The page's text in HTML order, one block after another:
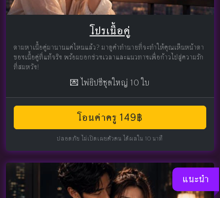
โปรเนื้อคู่
ตามหาเนื้อคู่มานานแค่ไหนแล้ว? มาดูคำทำนายที่จะทำให้คุณเห็นหน้าตา
ของเนื้อคู่ที่แท้จริง พร้อมบอกช่วงเวลาและแนวทางเพื่อก้าวไปสู่ความรัก
ที่สมหวัง!
💌 ไพ่ยิปซีชุดใหญ่ 10 ใบ
โอนค่าครู 149฿
ปลอดภัย ไม่เปิดเผยตัวตน ได้ผลใน 10 นาที
แนะนำ